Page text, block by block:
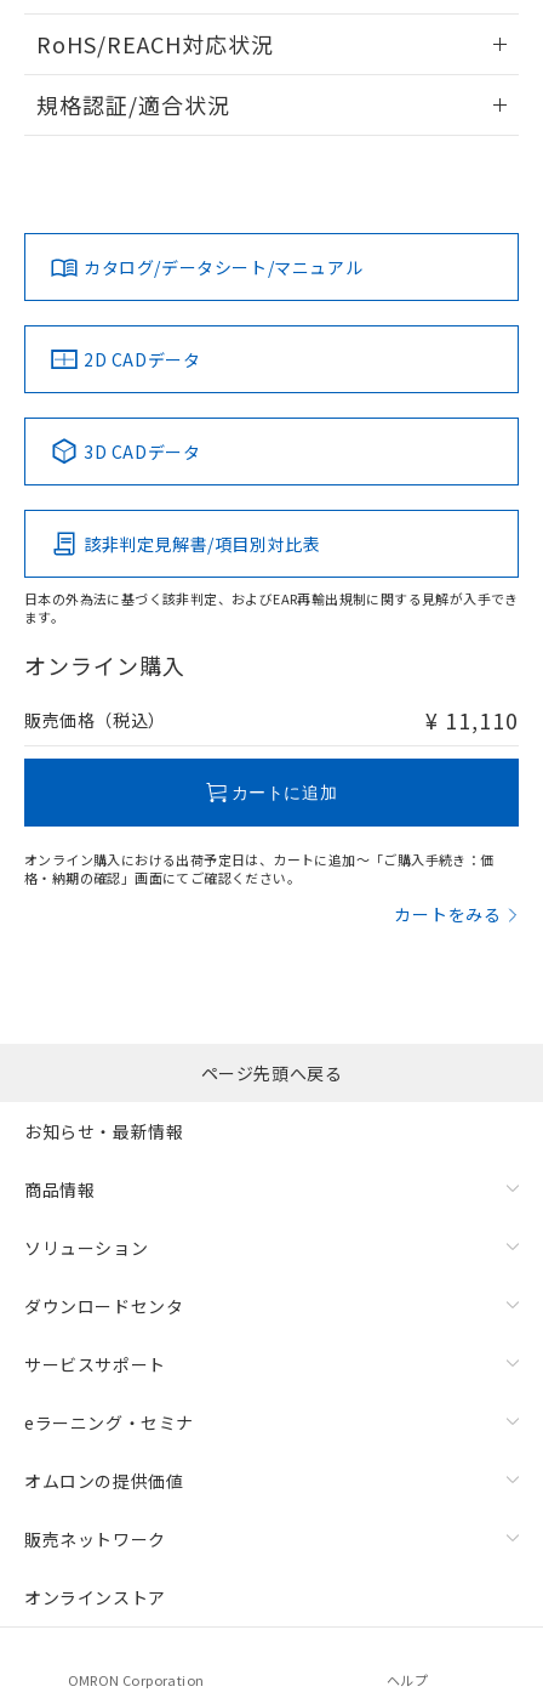
タイムチャート
A: 80mm以上、B: 60mm以上
以上、n: 30mm以上
検出物体の大きさと材質による影響
検出領域
ドすることができます。
ログイン/会員登録
ダウンロードデータをご利用いただく前に、以下を必ずお読
みください。
ソフトウェアの使用条件
RoHS/REACH対応状況
EU RoHS 注意事項・凡例
対応済み
中国 RoHS 注意事項・凡例
Pb Hg Cd Cr(VI)
O
在庫等で未対応品が混在する可能性があります。
問い合わせください。
規格認証/適合状況
LR型式承認
（イギリス
船舶規格）
DNV型式承認
（ノルウェー
BV型式承認
（フランス
KR型式
（韓国
No No No No
この製品の規格認証/適合状況ページへ
その他の認証はこちらのページからご検索ください
カタログ/データシート/マニュアル
2D CADデータ
3D CADデータ
該非判定見解書/項目別対比表
日本の外為法に基づく該非判定、およびEAR再輸出規制に関する見解が入手でき
ます。
オンライン購入
販売価格（税込） ¥ 11,110
カートに追加
オンライン購入における出荷予定日は、カートに追加～「ご購入手続き：価
格・納期の確認」画面にてご確認ください。
カートをみる
ページ先頭へ戻る
お知らせ・最新情報
商品情報
ソリューション
ダウンロードセンタ
サービスサポート
eラーニング・セミナ
オムロンの提供価値
販売ネットワーク
オンラインストア
OMRON Corporation ヘルプ